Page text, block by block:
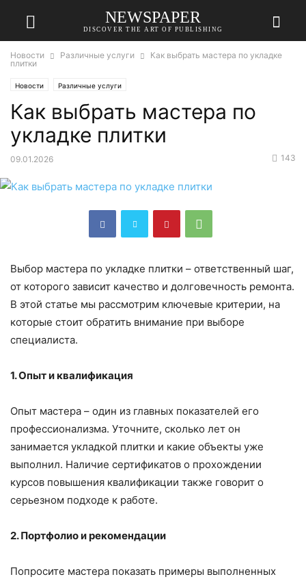
NEWSPAPER
DISCOVER THE ART OF PUBLISHING
Новости Различные услуги
Как выбрать мастера по укладке
плитки
Новости Различные услуги
Как выбрать мастера по
укладке плитки
09.01.2026 143
Выбор мастера по укладке плитки – ответственный шаг,
от которого зависит качество и долговечность ремонта.
В этой статье мы рассмотрим ключевые критерии, на
которые стоит обратить внимание при выборе
специалиста.
1. Опыт и квалификация
Опыт мастера – один из главных показателей его
профессионализма. Уточните, сколько лет он
занимается укладкой плитки и какие объекты уже
выполнил. Наличие сертификатов о прохождении
курсов повышения квалификации также говорит о
серьезном подходе к работе.
2. Портфолио и рекомендации
Попросите мастера показать примеры выполненных